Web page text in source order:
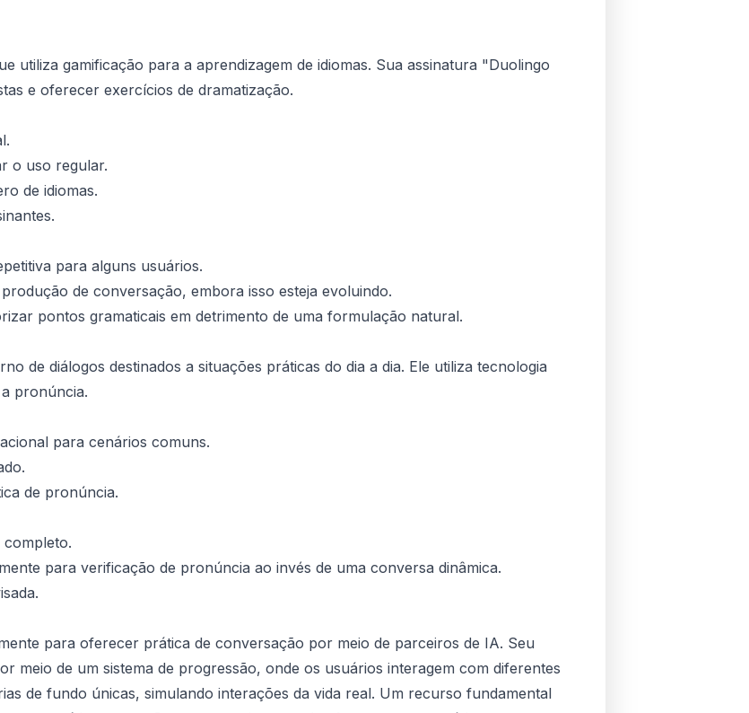
utiliza gamificação para a aprendizagem de idiomas. Sua assinatura "Duolingo
e oferecer exercícios de dramatização.
o uso regular.
de idiomas.
para alguns usuários.
de conversação, embora isso esteja evoluindo.
pontos gramaticais em detrimento de uma formulação natural.
de diálogos destinados a situações práticas do dia a dia. Ele utiliza tecnologia
pronúncia.
para cenários comuns.
de pronúncia.
completo.
para verificação de pronúncia ao invés de uma conversa dinâmica.
para oferecer prática de conversação por meio de parceiros de IA. Seu
meio de um sistema de progressão, onde os usuários interagem com diferentes
de fundo únicas, simulando interações da vida real. Um recurso fundamental